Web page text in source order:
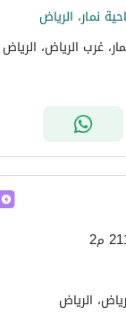
غرب الرياض، الرياض
م2